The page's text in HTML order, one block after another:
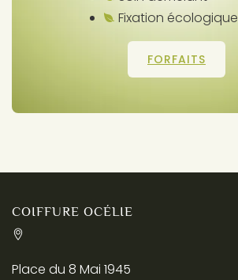
Fixation écologique
FORFAITS
COIFFURE OCÉLIE
Place du 8 Mai 1945